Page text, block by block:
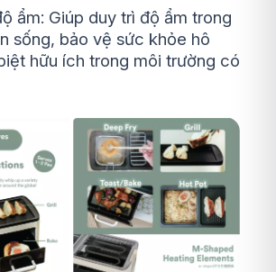
ẩm: Giúp duy trì độ ẩm trong
sống, bảo vệ sức khỏe hô
hữu ích trong môi trường có